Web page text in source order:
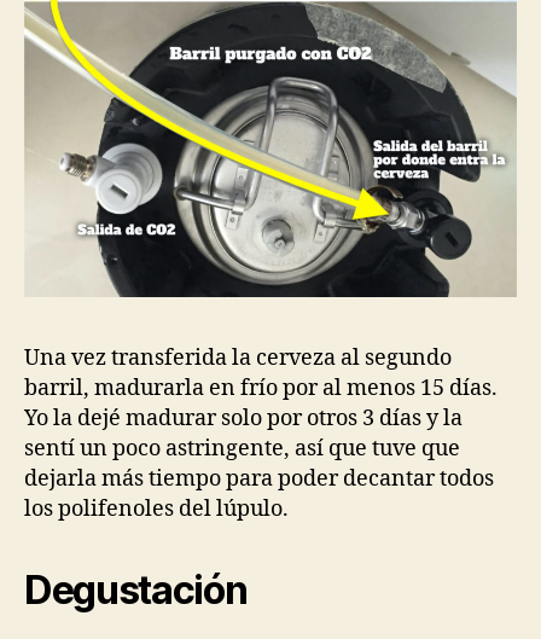
Una vez transferida la cerveza al segundo
barril, madurarla en frío por al menos 15 días.
Yo la dejé madurar solo por otros 3 días y la
sentí un poco astringente, así que tuve que
dejarla más tiempo para poder decantar todos
los polifenoles del lúpulo.
Degustación